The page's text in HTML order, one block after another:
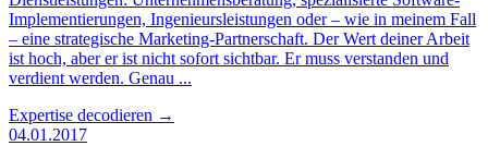
Implementierungen, Ingenieursleistungen oder – wie in meinem Fall
– eine strategische Marketing-Partnerschaft. Der Wert deiner Arbeit
ist hoch, aber er ist nicht sofort sichtbar. Er muss verstanden und
verdient werden. Genau ...
Expertise decodieren →
04.01.2017